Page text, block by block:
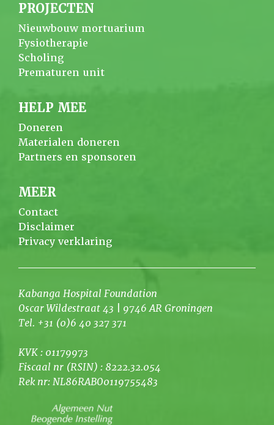
PROJECTEN
Nieuwbouw mortuarium
Fysiotherapie
Scholing
Prematuren unit
HELP MEE
Doneren
Materialen doneren
Partners en sponsoren
MEER
Contact
Disclaimer
Privacy verklaring
Kabanga Hospital Foundation
Oscar Wildestraat 43 | 9746 AR Groningen
Tel. +31 (0)6 40 327 371
KVK : 01179973
Fiscaal nr (RSIN) : 8222.32.054
Rek nr: NL86RABO0119755483